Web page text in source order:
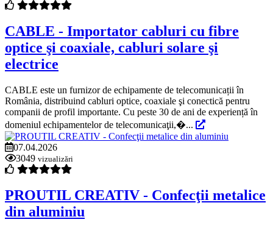
CABLE - Importator cabluri cu fibre
optice şi coaxiale, cabluri solare şi
electrice
CABLE este un furnizor de echipamente de telecomunicații în
România, distribuind cabluri optice, coaxiale şi conectică pentru
companii de profil importante. Cu peste 30 de ani de experiență în
domeniul echipamentelor de telecomunicaţii,�...
07.04.2026
3049 vizualizări
PROUTIL CREATIV - Confecţii metalice
din aluminiu